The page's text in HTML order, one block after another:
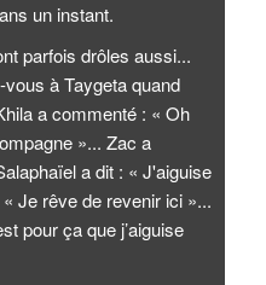
un instant.
parfois drôles aussi...
à Taygeta quand
a commenté : « Oh
»... Zac a
a dit : « J'aiguise
Je rêve de revenir ici »...
pour ça que j’aiguise